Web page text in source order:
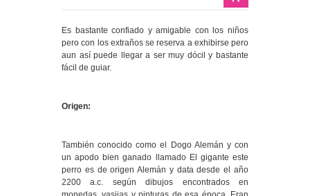
Es bastante confiado y amigable con los niños
pero con los extraños se reserva a exhibirse pero
aun así puede llegar a ser muy dócil y bastante
fácil de guiar.
Origen:
También conocido como el Dogo Alemán y con
un apodo bien ganado llamado El gigante este
perro es de origen Alemán y data desde el año
2200 a.c. según dibujos encontrados en